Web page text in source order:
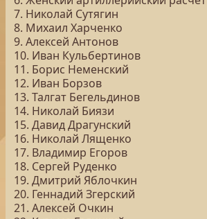
7. Николай Сутягин
8. Михаил Харченко
9. Алексей Антонов
10. Иван Кульбертинов
11. Борис Неменский
12. Иван Борзов
13. Талгат Бегельдинов
14. Николай Биязи
15. Давид Драгунский
16. Николай Лященко
17. Владимир Егоров
18. Сергей Руденко
19. Дмитрий Яблочкин
20. Геннадий Згерский
21. Алексей Очкин